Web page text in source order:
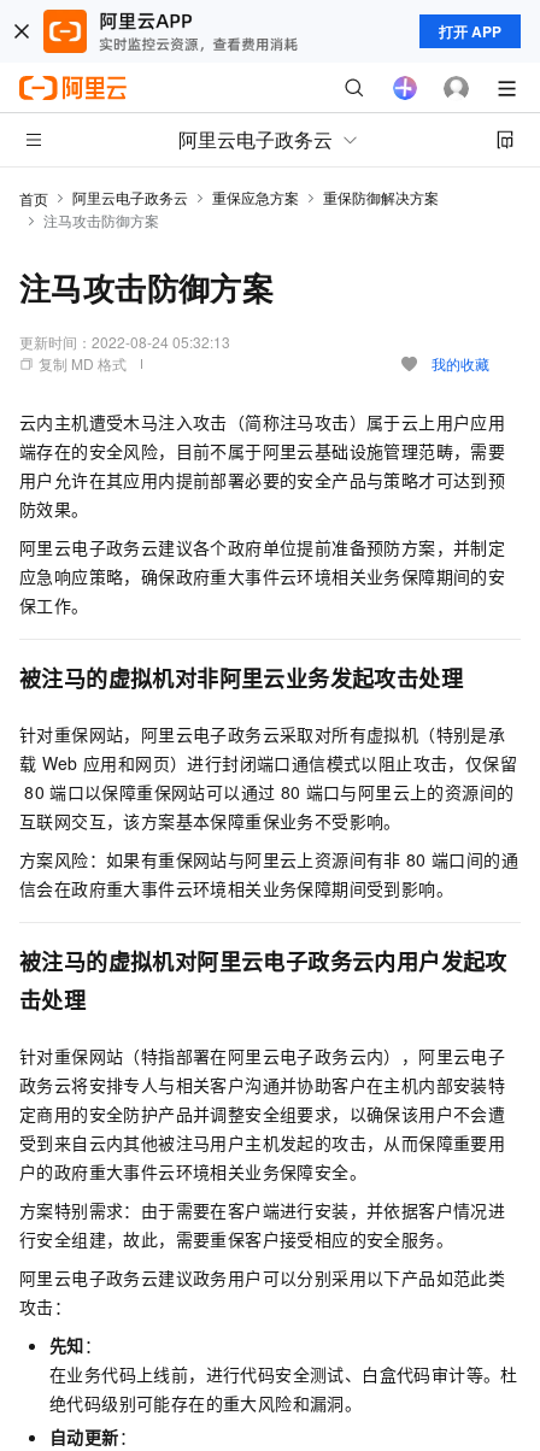
打开 APP
阿里云电子政务云
首页 阿里云电子政务云 重保应急方案
重保防御解决方案
注马攻击防御方案
注马攻击防御方案
更新时间： 2022-08-24 05:32:13
复制 MD 格式
我的收藏
云内主机遭受木马注入攻击（简称注马攻击）属于云上用户应用
端存在的安全风险，目前不属于阿里云基础设施管理范畴，需要
用户允许在其应用内提前部署必要的安全产品与策略才可达到预
防效果。
阿里云电子政务云建议各个政府单位提前准备预防方案，并制定
应急响应策略，确保政府重大事件云环境相关业务保障期间的安
保工作。
被注马的虚拟机对非阿里云业务发起攻击处理
针对重保网站，阿里云电子政务云采取对所有虚拟机（特别是承
载 Web 应用和网页）进行封闭端口通信模式以阻止攻击，仅保留
80 端口以保障重保网站可以通过 80 端口与阿里云上的资源间的
互联网交互，该方案基本保障重保业务不受影响。
方案风险：如果有重保网站与阿里云上资源间有非 80 端口间的通
信会在政府重大事件云环境相关业务保障期间受到影响。
被注马的虚拟机对阿里云电子政务云内用户发起攻
击处理
针对重保网站（特指部署在阿里云电子政务云内），阿里云电子
政务云将安排专人与相关客户沟通并协助客户在主机内部安装特
定商用的安全防护产品并调整安全组要求，以确保该用户不会遭
受到来自云内其他被注马用户主机发起的攻击，从而保障重要用
户的政府重大事件云环境相关业务保障安全。
方案特别需求：由于需要在客户端进行安装，并依据客户情况进
行安全组建，故此，需要重保客户接受相应的安全服务。
阿里云电子政务云建议政务用户可以分别采用以下产品如范此类
攻击：
先知：
在业务代码上线前，进行代码安全测试、白盒代码审计等。杜
绝代码级别可能存在的重大风险和漏洞。
自动更新：